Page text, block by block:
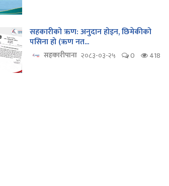
सहकारीको ऋण: अनुदान होइन, छिमेकीको
पसिना हो (ऋण नत...
सहकारीपाना २०८३-०३-२५ 0 418